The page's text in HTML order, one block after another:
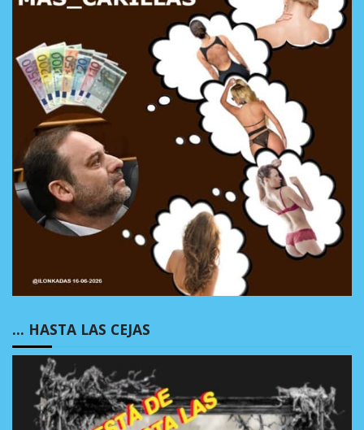
… HASTA LAS CEJAS